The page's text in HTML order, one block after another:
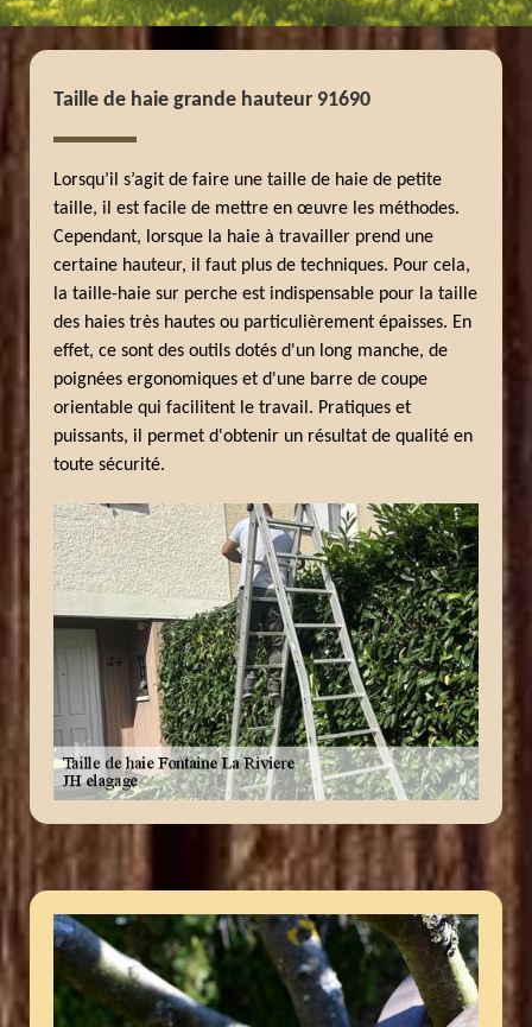
Taille de haie grande hauteur 91690
Lorsqu’il s’agit de faire une taille de haie de petite
taille, il est facile de mettre en œuvre les méthodes.
Cependant, lorsque la haie à travailler prend une
certaine hauteur, il faut plus de techniques. Pour cela,
la taille-haie sur perche est indispensable pour la taille
des haies très hautes ou particulièrement épaisses. En
effet, ce sont des outils dotés d'un long manche, de
poignées ergonomiques et d'une barre de coupe
orientable qui facilitent le travail. Pratiques et
puissants, il permet d'obtenir un résultat de qualité en
toute sécurité.